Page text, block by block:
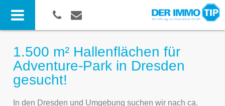
1.500 m² Hallenflächen für
Adventure-Park in Dresden
gesucht!
In den Dresden und Umgebung suchen wir nach ca.